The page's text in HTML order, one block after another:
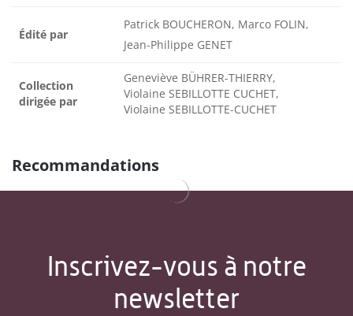
Édité par
Patrick BOUCHERON, Marco FOLIN,
Jean-Philippe GENET
Collection
dirigée par
Geneviève BÜHRER-THIERRY,
Violaine SEBILLOTTE CUCHET,
Violaine SEBILLOTTE-CUCHET
Recommandations
Inscrivez-vous à notre
newsletter